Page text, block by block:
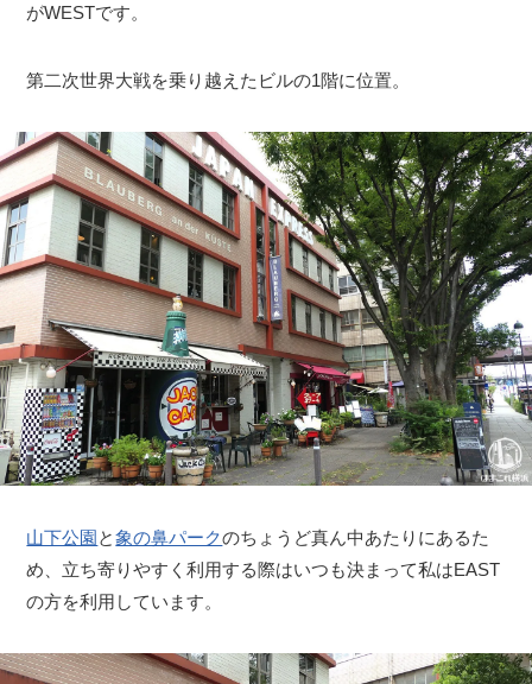
がWESTです。
第二次世界大戦を乗り越えたビルの1階に位置。
山下公園と象の鼻パークのちょうど真ん中あたりにあるた
め、立ち寄りやすく利用する際はいつも決まって私はEAST
の方を利用しています。